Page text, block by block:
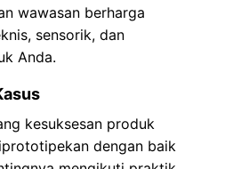
wawasan berharga
sensorik, dan
Anda.
kesuksesan produk
dengan baik